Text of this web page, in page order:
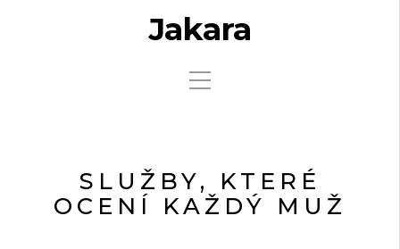
Jakara
SLUŽBY, KTERÉ
OCENÍ KAŽDÝ MUŽ